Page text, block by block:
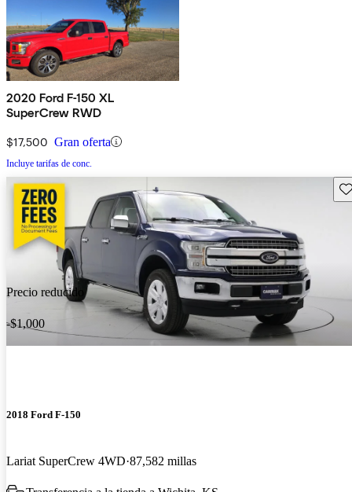
2020 Ford F-150 XL
SuperCrew RWD
$17,500 Gran oferta
Incluye tarifas de conc.
Precio reducido
-$1,000
2018 Ford F-150
Lariat SuperCrew 4WD 87,582 millas